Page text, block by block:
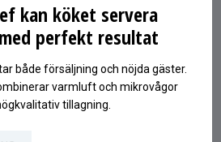
SIGNA UPP
kan köket servera
perfekt resultat
både försäljning och nöjda gäster.
varmluft och mikrovågor
tillagning.